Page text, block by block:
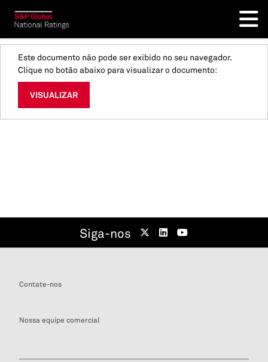
Este documento não pode ser exibido no seu navegador.
Clique no botão abaixo para visualizar o documento:
VISUALIZAR
Siga-nos
Contate-nos
Nossa equipe comercial